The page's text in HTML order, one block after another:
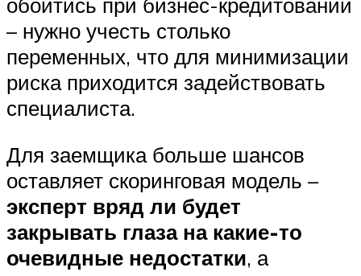
– нужно учесть столько
переменных, что для минимизации
риска приходится задействовать
специалиста.
Для заемщика больше шансов
оставляет скоринговая модель –
эксперт вряд ли будет
закрывать глаза на какие-то
очевидные недостатки, а